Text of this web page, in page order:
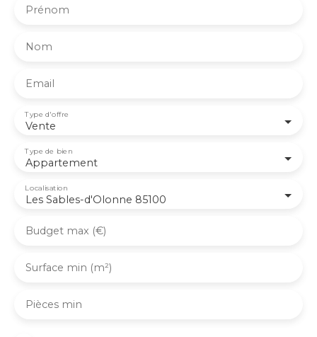
Prénom
Nom
Email
Vente
Type d'offre
Appartement
Type de bien
Les Sables-d'Olonne 85100
Localisation
Budget max (€)
Surface min (m²)
Pièces min